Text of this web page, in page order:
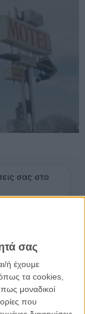
σας
ή έχουμε
τα cookies,
μοναδικοί
που
σας στο
τυχερή: κέρδισε
ένα σπίτι και
Εξι χρόνια
και τον
white-trash μοτέλ
πόρτα του γιου
ως οικοδόμος.